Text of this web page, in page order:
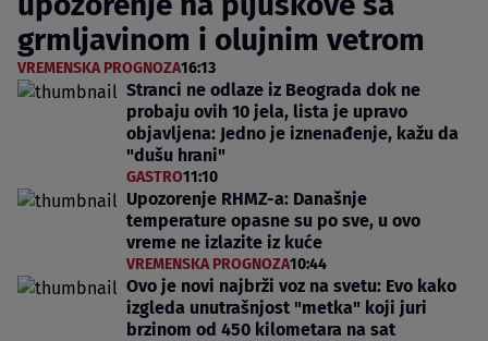
grmljavinom i olujnim vetrom
VREMENSKA PROGNOZA16:13
Stranci ne odlaze iz Beograda dok ne
probaju ovih 10 jela, lista je upravo
objavljena: Jedno je iznenađenje, kažu da
"dušu hrani"
GASTRO11:10
Upozorenje RHMZ-a: Današnje
temperature opasne su po sve, u ovo
vreme ne izlazite iz kuće
VREMENSKA PROGNOZA10:44
Ovo je novi najbrži voz na svetu: Evo kako
izgleda unutrašnjost "metka" koji juri
brzinom od 450 kilometara na sat